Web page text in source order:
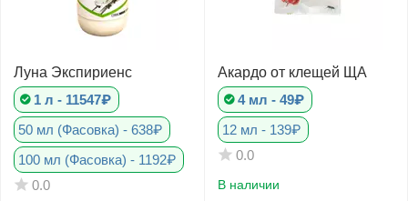
Луна Экспириенс
1 л - 11547₽
50 мл (Фасовка) - 638₽
100 мл (Фасовка) - 1192₽
0.0
Акардо от клещей ЩА
4 мл - 49₽
12 мл - 139₽
0.0
В наличии